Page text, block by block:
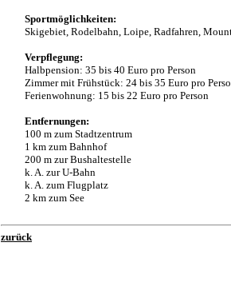
Sportmöglichkeiten:
Skigebiet, Rodelbahn, Loipe, Radfahren,
Verpflegung:
Halbpension: 35 bis 40 Euro pro Person
Zimmer mit Frühstück: 24 bis 35 Euro pro
Ferienwohnung: 15 bis 22 Euro pro Person
Entfernungen:
100 m zum Stadtzentrum
1 km zum Bahnhof
200 m zur Bushaltestelle
k. A. zur U-Bahn
k. A. zum Flugplatz
2 km zum See
zurück